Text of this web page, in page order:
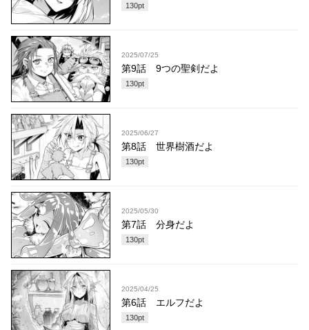
130pt
2025/07/25
第9話 9つの聖剣だよ
130pt
2025/06/27
第8話 世界樹酒だよ
130pt
2025/05/30
第7話 分身だよ
130pt
2025/04/25
第6話 エルフだよ
130pt